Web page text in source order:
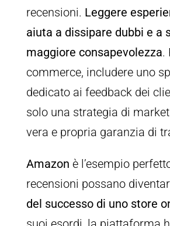
recensioni. Leggere
aiuta a dissipare dubbi e a
maggiore consapevolezza.
commerce, includere uno
dedicato ai feedback dei
solo una strategia di
vera e propria garanzia di
Amazon è l’esempio
recensioni possano
del successo di uno store